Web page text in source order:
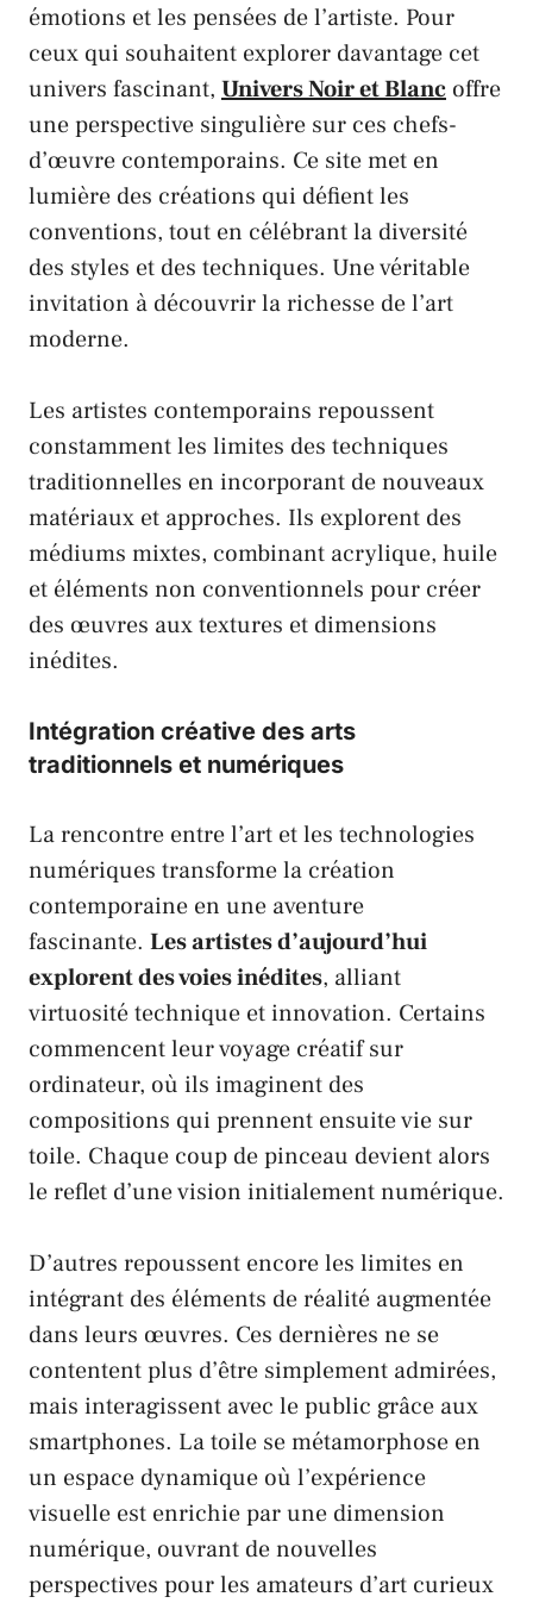
émotions et les pensées de l’artiste. Pour
ceux qui souhaitent explorer davantage cet
univers fascinant, Univers Noir et Blanc offre
une perspective singulière sur ces chefs-
d’œuvre contemporains. Ce site met en
lumière des créations qui défient les
conventions, tout en célébrant la diversité
des styles et des techniques. Une véritable
invitation à découvrir la richesse de l’art
moderne.
Les artistes contemporains repoussent
constamment les limites des techniques
traditionnelles en incorporant de nouveaux
matériaux et approches. Ils explorent des
médiums mixtes, combinant acrylique, huile
et éléments non conventionnels pour créer
des œuvres aux textures et dimensions
inédites.
Intégration créative des arts
traditionnels et numériques
La rencontre entre l’art et les technologies
numériques transforme la création
contemporaine en une aventure
fascinante. Les artistes d’aujourd’hui
explorent des voies inédites, alliant
virtuosité technique et innovation. Certains
commencent leur voyage créatif sur
ordinateur, où ils imaginent des
compositions qui prennent ensuite vie sur
toile. Chaque coup de pinceau devient alors
le reflet d’une vision initialement numérique.
D’autres repoussent encore les limites en
intégrant des éléments de réalité augmentée
dans leurs œuvres. Ces dernières ne se
contentent plus d’être simplement admirées,
mais interagissent avec le public grâce aux
smartphones. La toile se métamorphose en
un espace dynamique où l’expérience
visuelle est enrichie par une dimension
numérique, ouvrant de nouvelles
perspectives pour les amateurs d’art curieux